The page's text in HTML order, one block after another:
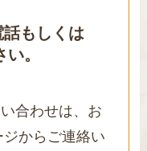
もしくは
。
合わせは、お
からご連絡い